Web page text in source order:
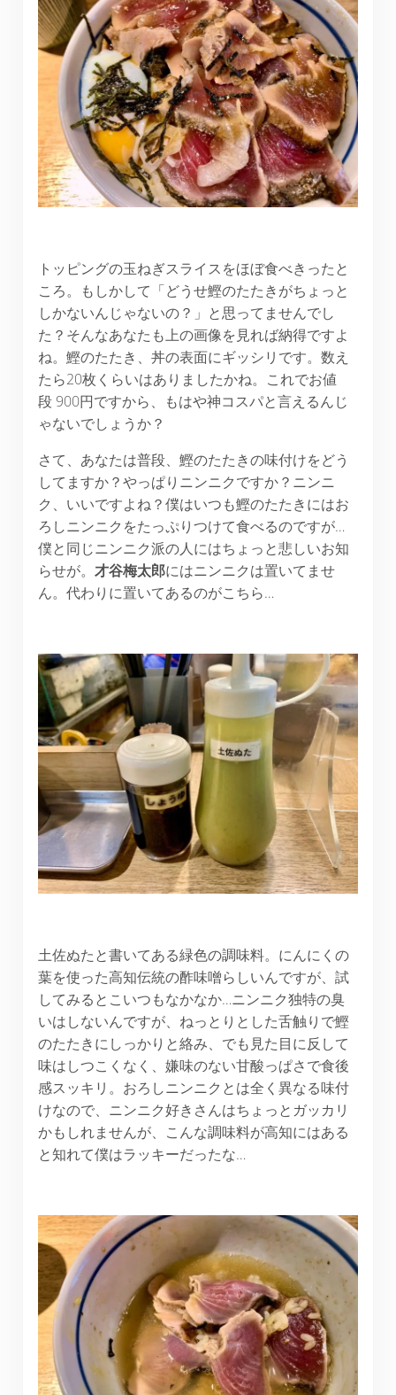
トッピングの玉ねぎスライスをほぼ食べきったと
ころ。もしかして「どうせ鰹のたたきがちょっと
しかないんじゃないの？」と思ってませんでし
た？そんなあなたも上の画像を見れば納得ですよ
ね。鰹のたたき、丼の表面にギッシリです。数え
たら20枚くらいはありましたかね。これでお値
段 900円ですから、もはや神コスパと言えるんじ
ゃないでしょうか？
さて、あなたは普段、鰹のたたきの味付けをどう
してますか？やっぱりニンニクですか？ニンニ
ク、いいですよね？僕はいつも鰹のたたきにはお
ろしニンニクをたっぷりつけて食べるのですが…
僕と同じニンニク派の人にはちょっと悲しいお知
らせが。 才谷梅太郎にはニンニクは置いてませ
ん。代わりに置いてあるのがこちら…
土佐ぬたと書いてある緑色の調味料。にんにくの
葉を使った高知伝統の酢味噌らしいんですが、試
してみるとこいつもなかなか…ニンニク独特の臭
いはしないんですが、ねっとりとした舌触りで鰹
のたたきにしっかりと絡み、でも見た目に反して
味はしつこくなく、嫌味のない甘酸っぱさで食後
感スッキリ。おろしニンニクとは全く異なる味付
けなので、ニンニク好きさんはちょっとガッカリ
かもしれませんが、こんな調味料が高知にはある
と知れて僕はラッキーだったな…